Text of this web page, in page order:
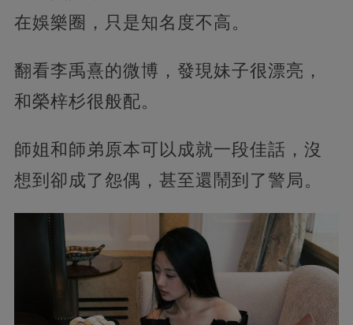
在娛樂圈，只是知名度不高。
翻看李禹熹的微博，發現妹子很漂亮，
和榮梓杉很般配。
師姐和師弟原本可以成就一段佳話，沒
想到卻成了怨偶，甚至還鬧到了警局。